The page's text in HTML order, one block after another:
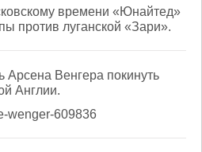
времени «Юнайтед»
против луганской «Зари».
Арсена Венгера покинуть
Англии.